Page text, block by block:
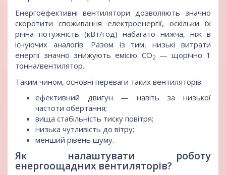
Енергоефективні вентилятори дозволяють значно
скоротити споживання електроенергії, оскільки їх
річна потужність (кВт/год) набагато нижча, ніж в
існуючих аналогів. Разом із тим, низькі витрати
енергії значно знижують емісію СО2— щорічно 1
тонна/вентилятор.
Таким чином, основні переваги таких вентиляторів:
ефективний двигун — навіть за низької
частоти обертання;
вища стабільність тиску повітря;
низька чутливість до вітру;
менший рівень шуму.
Як налаштувати роботу
енергоощадних вентиляторів?